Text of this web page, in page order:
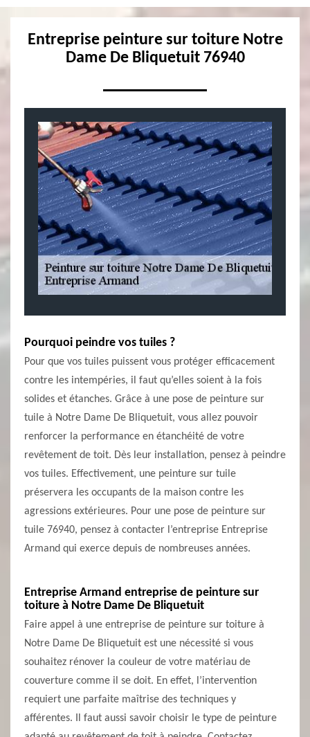
Entreprise peinture sur toiture Notre
Dame De Bliquetuit 76940
Pourquoi peindre vos tuiles ?
Pour que vos tuiles puissent vous protéger efficacement
contre les intempéries, il faut qu’elles soient à la fois
solides et étanches. Grâce à une pose de peinture sur
tuile à Notre Dame De Bliquetuit, vous allez pouvoir
renforcer la performance en étanchéité de votre
revêtement de toit. Dès leur installation, pensez à peindre
vos tuiles. Effectivement, une peinture sur tuile
préservera les occupants de la maison contre les
agressions extérieures. Pour une pose de peinture sur
tuile 76940, pensez à contacter l’entreprise Entreprise
Armand qui exerce depuis de nombreuses années.
Entreprise Armand entreprise de peinture sur
toiture à Notre Dame De Bliquetuit
Faire appel à une entreprise de peinture sur toiture à
Notre Dame De Bliquetuit est une nécessité si vous
souhaitez rénover la couleur de votre matériau de
couverture comme il se doit. En effet, l’intervention
requiert une parfaite maîtrise des techniques y
afférentes. Il faut aussi savoir choisir le type de peinture